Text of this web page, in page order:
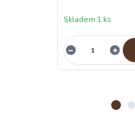
Skladem 1 ks